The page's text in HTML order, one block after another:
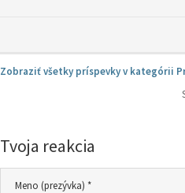
Zobraziť všetky príspevky v kategórii
Tvoja reakcia
Meno (prezývka) *